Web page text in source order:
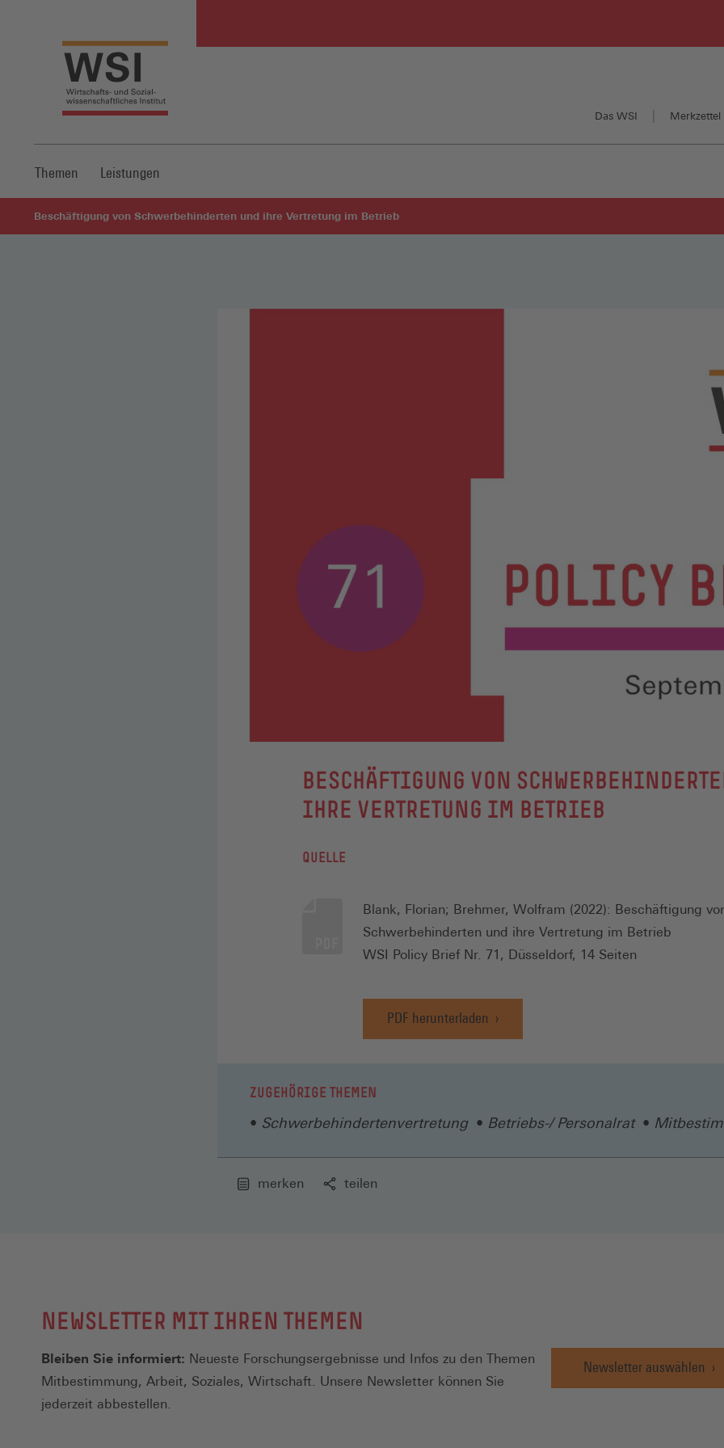
Das WSI Merkzettel
Themen Leistungen
Beschäftigung von Schwerbehinderten und ihre Vertretung im Betrieb
:
BESCHÄFTIGUNG VON
IHRE VERTRETUNG IM BETRIEB
QUELLE
Blank, Florian; Brehmer, Wolfram (2022): Beschäftigung
Schwerbehinderten und ihre Vertretung im Betrieb
WSI Policy Brief Nr. 71, Düsseldorf, 14 Seiten
PDF herunterladen
ZUGEHÖRIGE THEMEN
Schwerbehindertenvertretung Betriebs-/ Personalrat
merken teilen
NEWSLETTER MIT IHREN THEMEN
Bleiben Sie informiert: Neueste Forschungsergebnisse und Infos zu den Themen
Mitbestimmung, Arbeit, Soziales, Wirtschaft. Unsere Newsletter können Sie
jederzeit abbestellen.
Newsletter auswählen